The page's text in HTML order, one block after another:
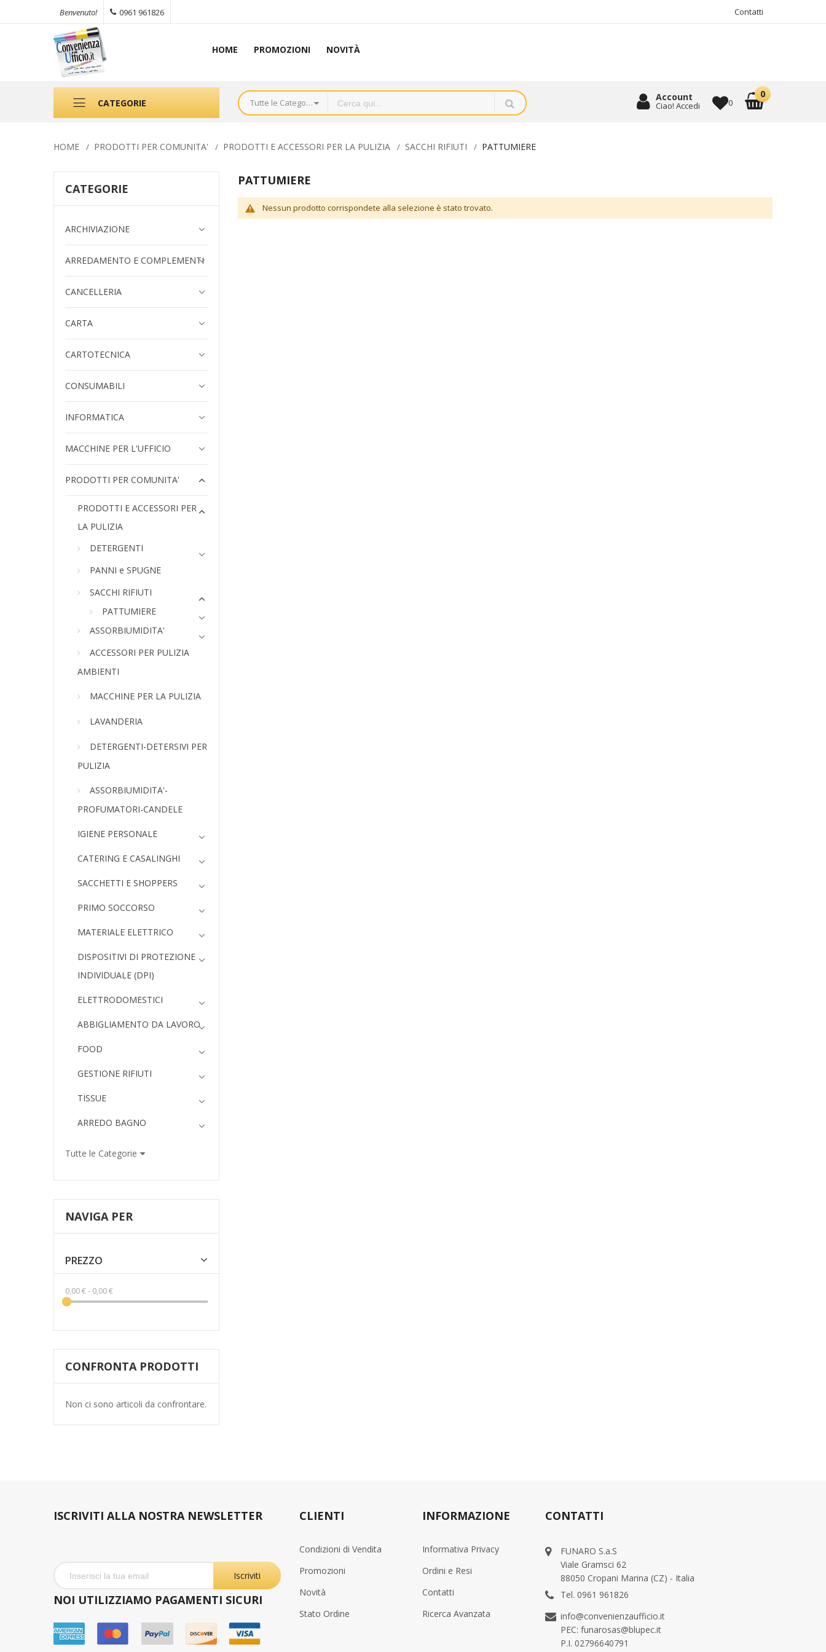
Benvenuto! 0961 961826 Contatti
HOME PROMOZIONI NOVITÀ
CATEGORIE Tutte le Categorie Account
Ciao! Accedi 0
HOME PRODOTTI PER COMUNITA' PRODOTTI E ACCESSORI PER LA PULIZIA SACCHI RIFIUTI PATTUMIERE
PATTUMIERE
Nessun prodotto corrispondete alla selezione è stato trovato.
CATEGORIE
ARCHIVIAZIONE
ARREDAMENTO E COMPLEMENTI
CANCELLERIA
CARTA
CARTOTECNICA
CONSUMABILI
INFORMATICA
MACCHINE PER L'UFFICIO
PRODOTTI PER COMUNITA'
PRODOTTI E ACCESSORI PER
LA PULIZIA
DETERGENTI
PANNI e SPUGNE
SACCHI RIFIUTI
PATTUMIERE
ASSORBIUMIDITA'
ACCESSORI PER PULIZIA
AMBIENTI
MACCHINE PER LA PULIZIA
LAVANDERIA
DETERGENTI-DETERSIVI PER
PULIZIA
ASSORBIUMIDITA'-
PROFUMATORI-CANDELE
IGIENE PERSONALE
CATERING E CASALINGHI
SACCHETTI E SHOPPERS
PRIMO SOCCORSO
MATERIALE ELETTRICO
DISPOSITIVI DI PROTEZIONE
INDIVIDUALE (DPI)
ELETTRODOMESTICI
ABBIGLIAMENTO DA LAVORO
FOOD
GESTIONE RIFIUTI
TISSUE
ARREDO BAGNO
Tutte le Categorie
NAVIGA PER
PREZZO
0,00 €- 0,00 €
CONFRONTA PRODOTTI
Non ci sono articoli da confrontare.
ISCRIVITI ALLA NOSTRA NEWSLETTER
Iscriviti
NOI UTILIZZIAMO PAGAMENTI SICURI
CLIENTI
Condizioni di Vendita
Promozioni
Novità
Stato Ordine
INFORMAZIONE
Informativa Privacy
Ordini e Resi
Contatti
Ricerca Avanzata
CONTATTI
FUNARO S.a.S
Viale Gramsci 62
88050 Cropani Marina (CZ) - Italia
Tel. 0961 961826
info@convenienzaufficio.it
PEC: funarosas@blupec.it
P.I. 02796640791